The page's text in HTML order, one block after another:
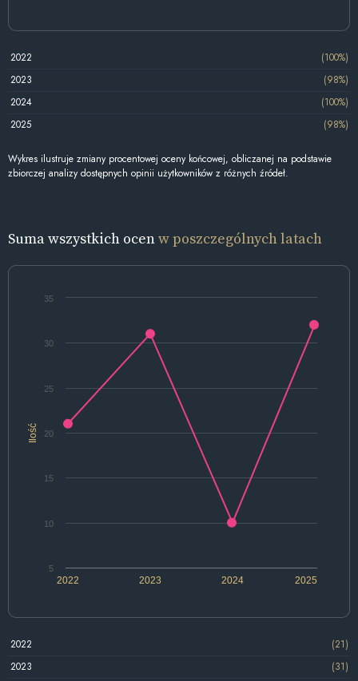
2022
(100%)
2023
(98%)
2024
(100%)
2025
(98%)
Wykres ilustruje zmiany procentowej oceny końcowej, obliczanej na podstawie
zbiorczej analizy dostępnych opinii użytkowników z różnych źródeł.
Suma wszystkich ocenw poszczególnych latach
Ilość
2022 2024
2023 2025
5
10
15
20
25
30
35
2022
(21)
2023
(31)